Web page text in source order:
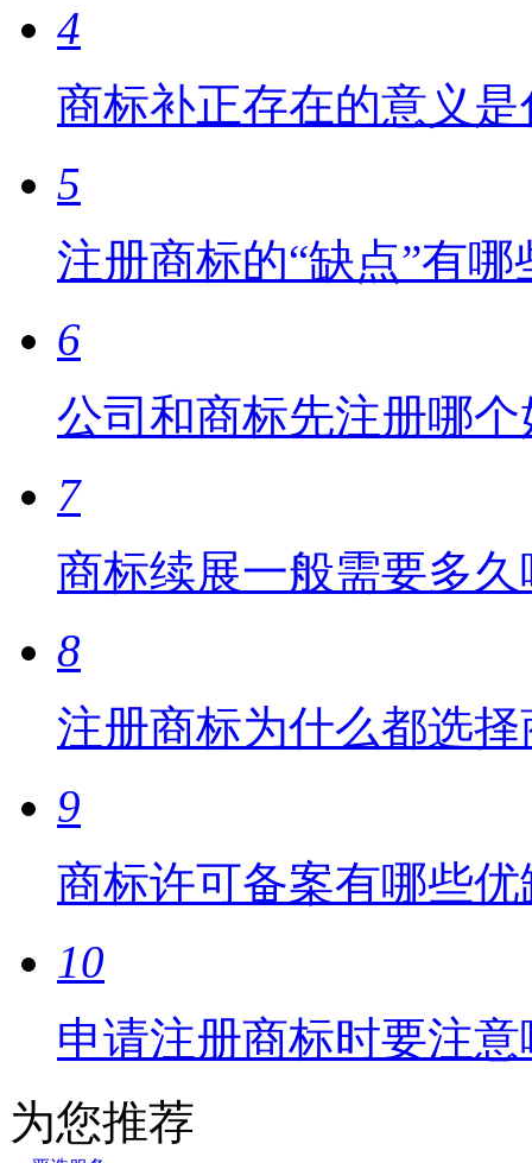
4
商标补正存在的意义是
5
注册商标的“缺点”有哪
6
公司和商标先注册哪个
7
商标续展一般需要多久
8
注册商标为什么都选
9
商标许可备案有哪些优
10
申请注册商标时要注
为您推荐